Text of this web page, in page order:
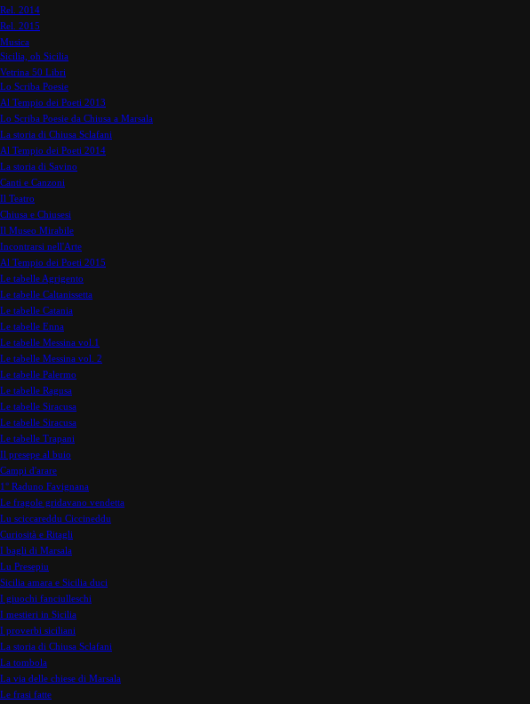
Rel. 2014
Rel. 2015
Musica
Sicilia, oh Sicilia
Vetrina 50 Libri
Lo Scriba Poesie
Al Tempio dei Poeti 2013
Lo Scriba Poesie da Chiusa a Marsala
La storia di Chiusa Sclafani
Al Tempio dei Poeti 2014
La storia di Savino
Canti e Canzoni
Il Teatro
Chiusa e Chiusesi
Il Museo Mirabile
Incontrarsi nell'Arte
Al Tempio dei Poeti 2015
Le tabelle Agrigento
Le tabelle Caltanissetta
Le tabelle Catania
Le tabelle Enna
Le tabelle Messina vol.1
Le tabelle Messina vol. 2
Le tabelle Palermo
Le tabelle Ragusa
Le tabelle Siracusa
Le tabelle Siracusa
Le tabelle Trapani
Il presepe al buio
Campi d'arare
1° Raduno Favignana
Le fragole gridavano vendetta
Lu sciccareddu Ciccineddu
Curiosità e Ritagli
I bagli di Marsala
Lu Presepiu
Sicilia amara e Sicilia duci
I giuochi fanciulleschi
I mestieri in Sicilia
I proverbi siciliani
La storia di Chiusa Sclafani
La tombola
La via delle chiese di Marsala
Le frasi fatte